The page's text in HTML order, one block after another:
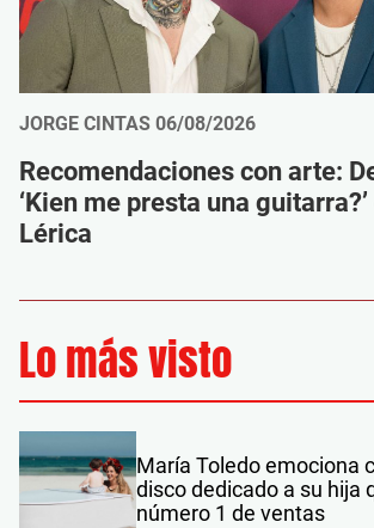
JORGE CINTAS 06/08/2026
Recomendaciones con arte:
‘Kien me presta una guitarra?’
Lérica
Lo más visto
María Toledo emociona
disco dedicado a su hija
número 1 de ventas